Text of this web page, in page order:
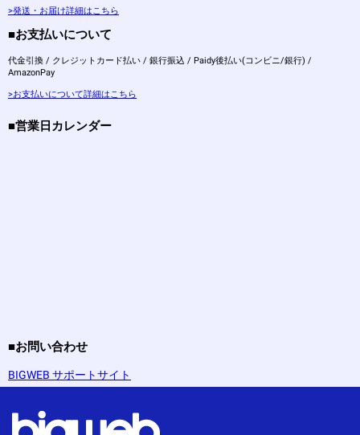
>発送・お届け詳細はこちら
■お支払いについて
代金引換 / クレジットカード払い / 銀行振込 / Paidy後払い(コンビニ/銀行) /
AmazonPay
>お支払いについて詳細はこちら
■営業日カレンダー
■お問い合わせ
BIGWEB サポートサイト